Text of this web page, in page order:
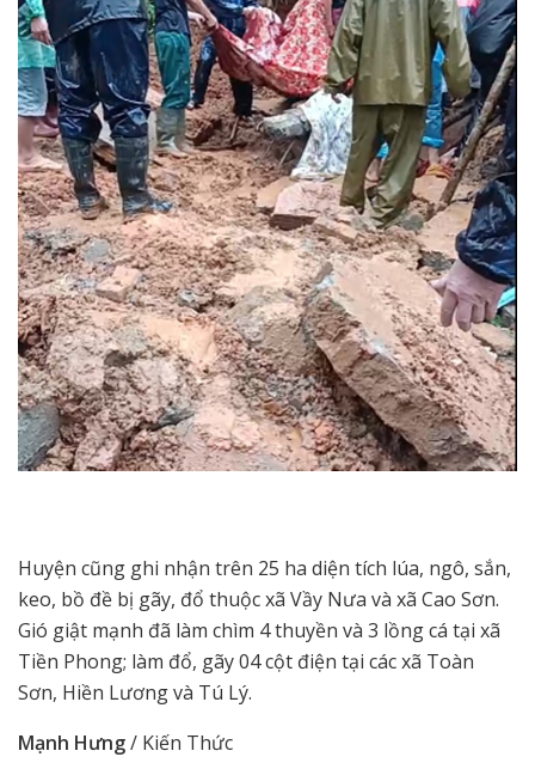
Huyện cũng ghi nhận trên 25 ha diện tích lúa, ngô, sắn,
keo, bồ đề bị gãy, đổ thuộc xã Vầy Nưa và xã Cao Sơn.
Gió giật mạnh đã làm chìm 4 thuyền và 3 lồng cá tại xã
Tiền Phong; làm đổ, gãy 04 cột điện tại các xã Toàn
Sơn, Hiền Lương và Tú Lý.
Mạnh Hưng/ Kiến Thức